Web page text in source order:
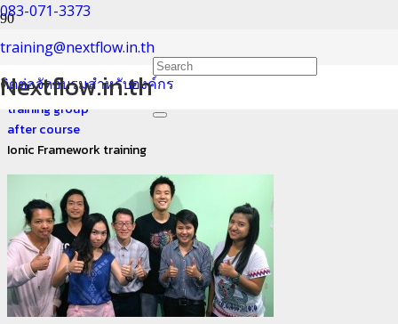
083-071-3373
training@nextflow.in.th
ติดต่อจัดอบรมสำหรับองค์กร
Nextflow.in.th
Ionic Framework training
Home
training group
after course
Ionic Framework training